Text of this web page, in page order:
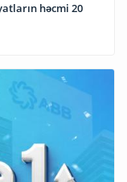
həcmi 20